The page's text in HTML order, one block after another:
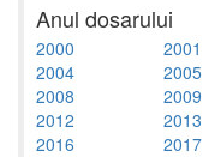
Anul dosarului
2000 2001
2004
2005
2008
2009
2012
2013
2016
2017